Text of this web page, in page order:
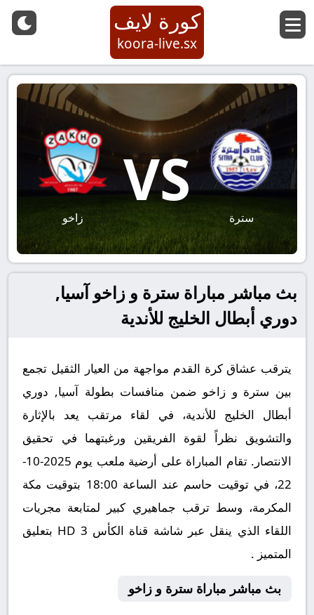
كورة لايف
koora-live.sx
سترة
VS
زاخو
بث مباشر مباراة سترة و زاخو آسيا,
دوري أبطال الخليج للأندية
يترقب عشاق كرة القدم مواجهة من العيار الثقيل تجمع
بين سترة و زاخو ضمن منافسات بطولة آسيا, دوري
أبطال الخليج للأندية، في لقاء مرتقب يعد بالإثارة
والتشويق نظراً لقوة الفريقين ورغبتهما في تحقيق
الانتصار. تقام المباراة على أرضية ملعب يوم 2025-10-
22، في توقيت حاسم عند الساعة 18:00 بتوقيت مكة
المكرمة، وسط ترقب جماهيري كبير لمتابعة مجريات
اللقاء الذي ينقل عبر شاشة قناة الكأس 3 HD بتعليق
المتميز .
بث مباشر مباراة سترة و زاخو